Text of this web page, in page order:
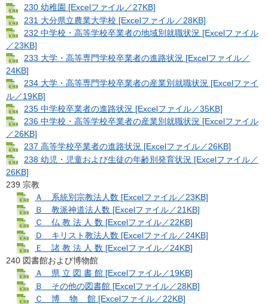
230 幼稚園 [Excelファイル／27KB]
231 大分県立農業大学校 [Excelファイル／28KB]
232 中学校・高等学校卒業者の地域別就職状況 [Excelファイル
／23KB]
233 大学・高等専門学校卒業者の進路状況 [Excelファイル／
24KB]
234 大学・高等専門学校卒業者の産業別就職状況 [Excelファイ
ル／19KB]
235 中学校卒業者の進路状況 [Excelファイル／35KB]
236 中学校・高等学校卒業者の産業別就職状況 [Excelファイル
／26KB]
237 高等学校卒業者の進路状況 [Excelファイル／26KB]
238 幼児・児童および生徒の年齢別発育状況 [Excelファイル／
26KB]
239 宗教
Ａ 系統別宗教法人数 [Excelファイル／23KB]
Ｂ 教派神道法人数 [Excelファイル／21KB]
Ｃ 仏 教 法 人 数 [Excelファイル／22KB]
Ｄ キリスト教法人数 [Excelファイル／24KB]
Ｅ 諸 教 法 人 数 [Excelファイル／24KB]
240 図書館および博物館
Ａ 県 立 図 書 館 [Excelファイル／19KB]
Ｂ その他の図書館 [Excelファイル／28KB]
Ｃ 博 物 館 [Excelファイル／22KB]